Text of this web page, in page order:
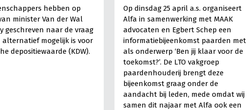
hebben op
minister Van der Wal
geschreven naar de vraag
alternatief mogelijk is voor
depositiewaarde (KDW).
Op dinsdag 25 april a.s. organiseert
Alfa in samenwerking met MAAK
advocaten en Egbert Schep een
informatiebijeenkomst paarden met
als onderwerp ‘Ben jij klaar voor de
toekomst?’. De LTO vakgroep
paardenhouderij brengt deze
bijeenkomst graag onder de
aandacht bij leden, mede omdat wij
samen dit najaar met Alfa ook een